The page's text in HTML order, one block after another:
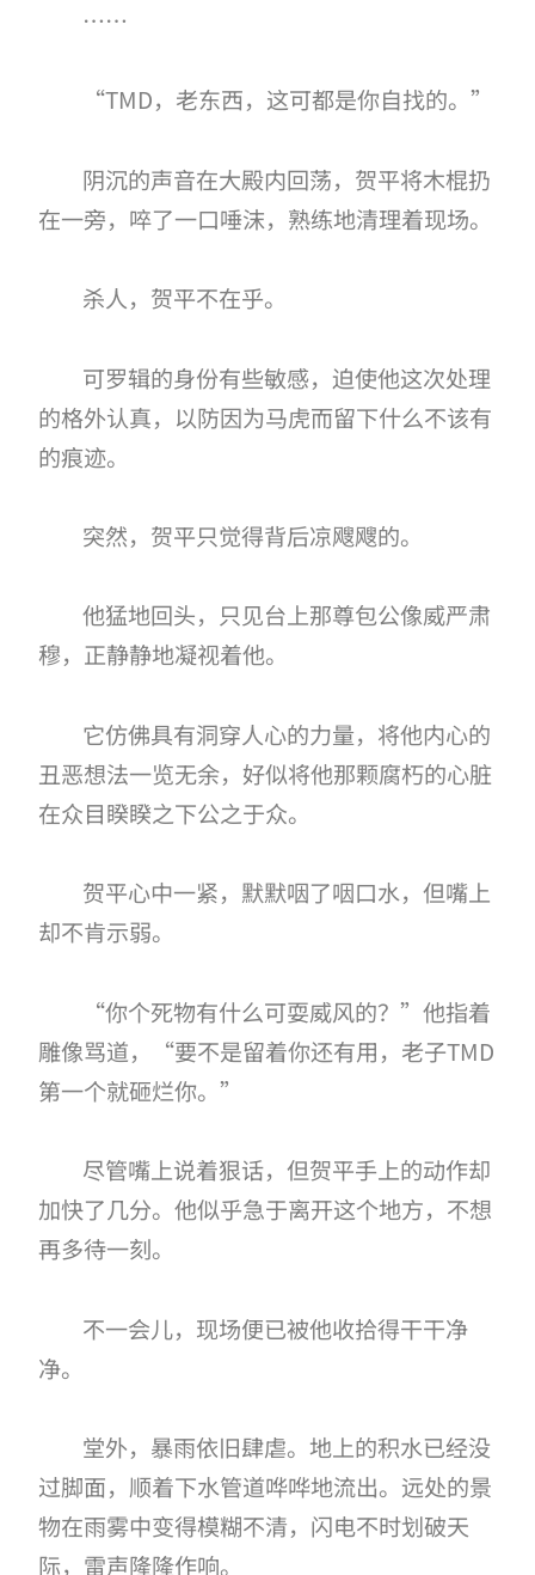
……
“TMD，老东西，这可都是你自找的。”
阴沉的声音在大殿内回荡，贺平将木棍扔
在一旁，啐了一口唾沫，熟练地清理着现场。
杀人，贺平不在乎。
可罗辑的身份有些敏感，迫使他这次处理
的格外认真，以防因为马虎而留下什么不该有
的痕迹。
突然，贺平只觉得背后凉飕飕的。
他猛地回头，只见台上那尊包公像威严肃
穆，正静静地凝视着他。
它仿佛具有洞穿人心的力量，将他内心的
丑恶想法一览无余，好似将他那颗腐朽的心脏
在众目睽睽之下公之于众。
贺平心中一紧，默默咽了咽口水，但嘴上
却不肯示弱。
“你个死物有什么可耍威风的？”他指着
雕像骂道，“要不是留着你还有用，老子TMD
第一个就砸烂你。”
尽管嘴上说着狠话，但贺平手上的动作却
加快了几分。他似乎急于离开这个地方，不想
再多待一刻。
不一会儿，现场便已被他收拾得干干净
净。
堂外，暴雨依旧肆虐。地上的积水已经没
过脚面，顺着下水管道哗哗地流出。远处的景
物在雨雾中变得模糊不清，闪电不时划破天
际，雷声隆隆作响。